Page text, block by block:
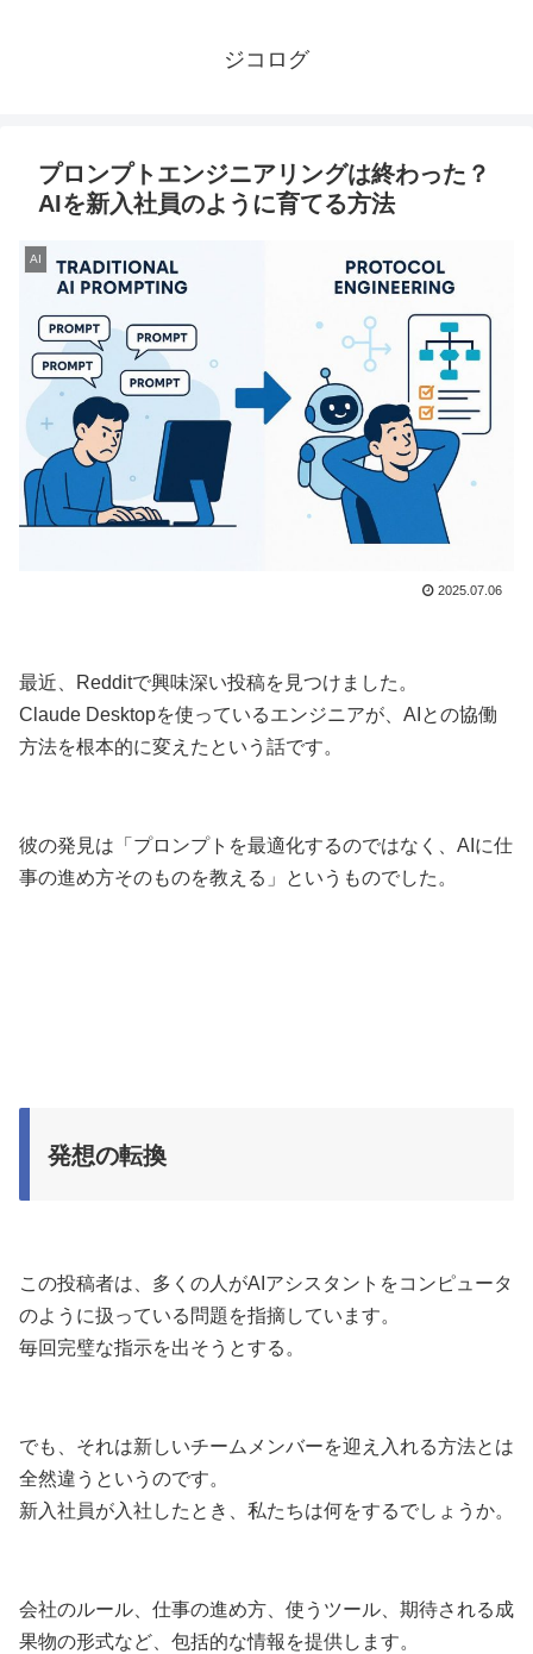
ジコログ
プロンプトエンジニアリングは終わった？
AIを新入社員のように育てる方法
AI
2025.07.06
最近、Redditで興味深い投稿を見つけました。
Claude Desktopを使っているエンジニアが、AIとの協働
方法を根本的に変えたという話です。
彼の発見は「プロンプトを最適化するのではなく、AIに仕
事の進め方そのものを教える」というものでした。
発想の転換
この投稿者は、多くの人がAIアシスタントをコンピュータ
のように扱っている問題を指摘しています。
毎回完璧な指示を出そうとする。
でも、それは新しいチームメンバーを迎え入れる方法とは
全然違うというのです。
新入社員が入社したとき、私たちは何をするでしょうか。
会社のルール、仕事の進め方、使うツール、期待される成
果物の形式など、包括的な情報を提供します。